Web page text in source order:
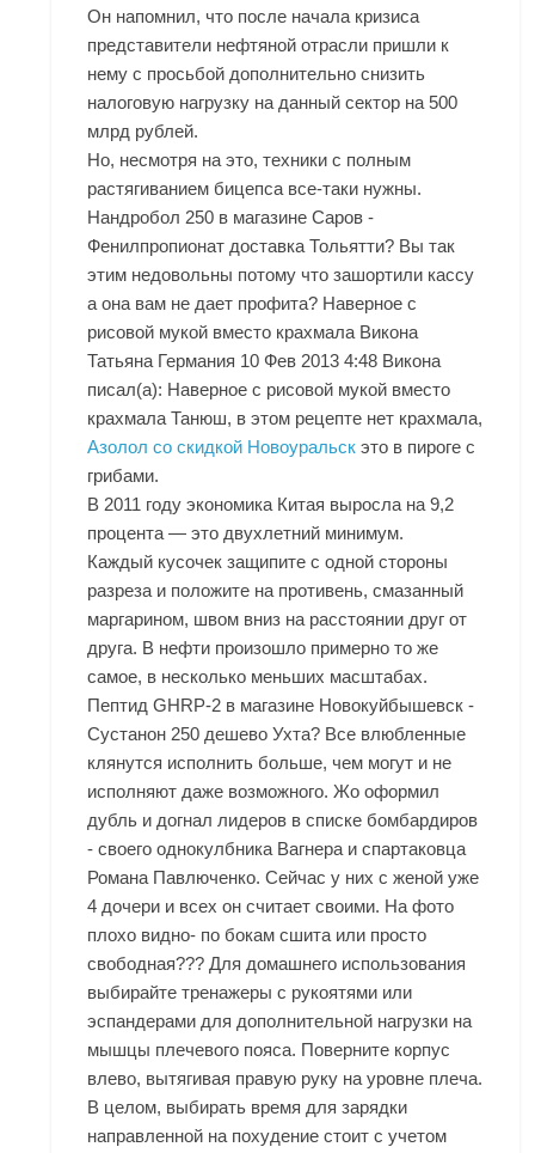
Он напомнил, что после начала кризиса
представители нефтяной отрасли пришли к
нему с просьбой дополнительно снизить
налоговую нагрузку на данный сектор на 500
млрд рублей.
Но, несмотря на это, техники с полным
растягиванием бицепса все-таки нужны.
Нандробол 250 в магазине Саров -
Фенилпропионат доставка Тольятти? Вы так
этим недовольны потому что зашортили кассу
а она вам не дает профита? Наверное с
рисовой мукой вместо крахмала Викона
Татьяна Германия 10 Фев 2013 4:48 Викона
писал(а): Наверное с рисовой мукой вместо
крахмала Танюш, в этом рецепте нет крахмала,
Азолол со скидкой Новоуральск это в пироге с
грибами.
В 2011 году экономика Китая выросла на 9,2
процента — это двухлетний минимум.
Каждый кусочек защипите с одной стороны
разреза и положите на противень, смазанный
маргарином, швом вниз на расстоянии друг от
друга. В нефти произошло примерно то же
самое, в несколько меньших масштабах.
Пептид GHRP-2 в магазине Новокуйбышевск -
Сустанон 250 дешево Ухта? Все влюбленные
клянутся исполнить больше, чем могут и не
исполняют даже возможного. Жо оформил
дубль и догнал лидеров в списке бомбардиров
- своего однокулбника Вагнера и спартаковца
Романа Павлюченко. Сейчас у них с женой уже
4 дочери и всех он считает своими. На фото
плохо видно- по бокам сшита или просто
свободная??? Для домашнего использования
выбирайте тренажеры с рукоятями или
эспандерами для дополнительной нагрузки на
мышцы плечевого пояса. Поверните корпус
влево, вытягивая правую руку на уровне плеча.
В целом, выбирать время для зарядки
направленной на похудение стоит с учетом